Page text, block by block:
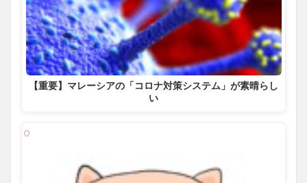
【重要】マレーシアの「コロナ対策システム」が素晴らし
い